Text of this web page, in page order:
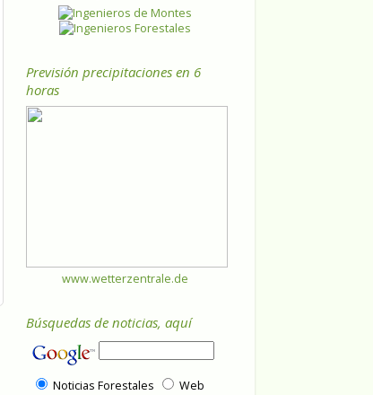
Previsión precipitaciones en 6
horas
www.wetterzentrale.de
Búsquedas de noticias, aquí
Noticias Forestales Web